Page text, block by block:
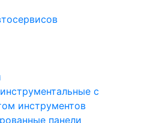
с
инструментов
панели